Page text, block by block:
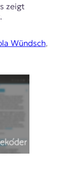
zeigt
Wündsch,